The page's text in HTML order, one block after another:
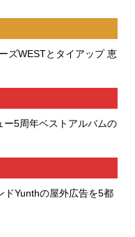
ズWESTとタイアップ 恵
ー5周年ベストアルバムの
ドYunthの屋外広告を5都